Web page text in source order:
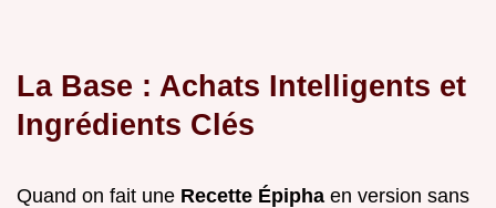
La Base : Achats Intelligents et
Ingrédients Clés
Quand on fait une Recette Épipha en version sans